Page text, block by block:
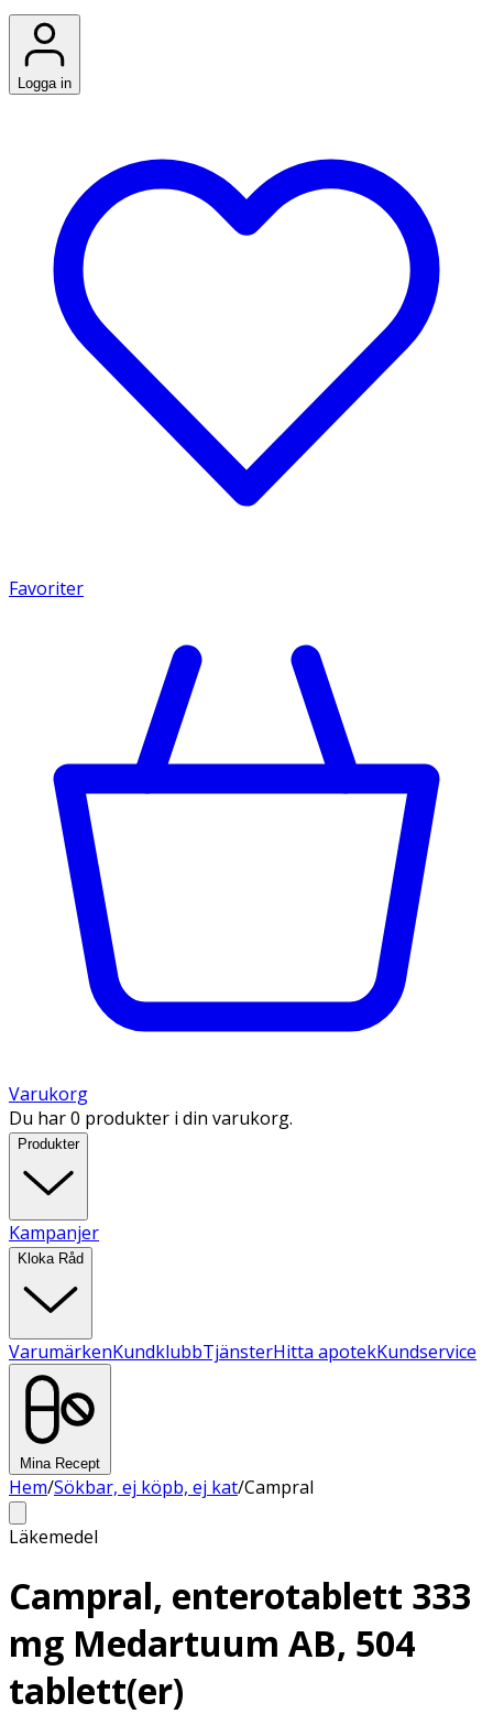
Logga in
Favoriter
Varukorg
Du har 0 produkter i din varukorg.
Produkter
Kampanjer
Kloka Råd
VarumärkenKundklubbTjänsterHitta apotekKundservice
Mina Recept
Hem/Sökbar, ej köpb, ej kat/Campral
Läkemedel
Campral, enterotablett 333
mg Medartuum AB, 504
tablett(er)